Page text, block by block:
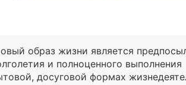
образ жизни является
и полноценного выполнения
досуговой формах